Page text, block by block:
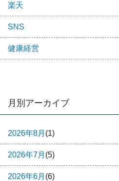
楽天
SNS
健康経営
月別アーカイブ
2026年8月 (1)
2026年7月 (5)
2026年6月 (6)